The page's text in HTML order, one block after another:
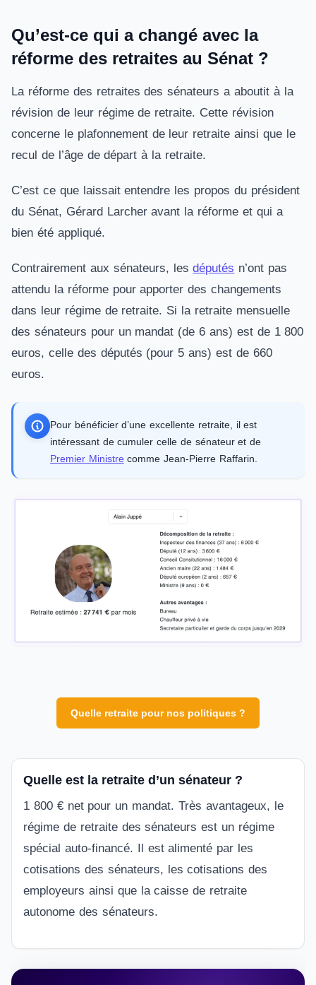
Qu’est-ce qui a changé avec la
réforme des retraites au Sénat ?
La réforme des retraites des sénateurs a aboutit à la
révision de leur régime de retraite. Cette révision
concerne le plafonnement de leur retraite ainsi que le
recul de l’âge de départ à la retraite.
C’est ce que laissait entendre les propos du président
du Sénat, Gérard Larcher avant la réforme et qui a
bien été appliqué.
Contrairement aux sénateurs, lesdéputés n’ont pas
attendu la réforme pour apporter des changements
dans leur régime de retraite. Si la retraite mensuelle
des sénateurs pour un mandat (de 6 ans) est de 1 800
euros, celle des députés (pour 5 ans) est de 660
euros.
Pour bénéficier d’une excellente retraite, il est
intéressant de cumuler celle de sénateur et de
Premier Ministre comme Jean-Pierre Raffarin.
Quelle retraite pour nos politiques ?
Quelle est la retraite d’un sénateur ?
1 800 € net pour un mandat. Très avantageux, le
régime de retraite des sénateurs est un régime
spécial auto-financé. Il est alimenté par les
cotisations des sénateurs, les cotisations des
employeurs ainsi que la caisse de retraite
autonome des sénateurs.